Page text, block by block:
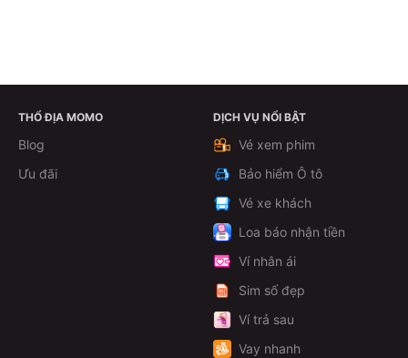
Theo dõi
THỔ ĐỊA MOMO
Blog
Ưu đãi
DỊCH VỤ NỔI BẬT
Vé xem phim
Bảo hiểm Ô tô
Vé xe khách
Loa báo nhận tiền
Ví nhân ái
Sim số đẹp
Ví trả sau
Vay nhanh